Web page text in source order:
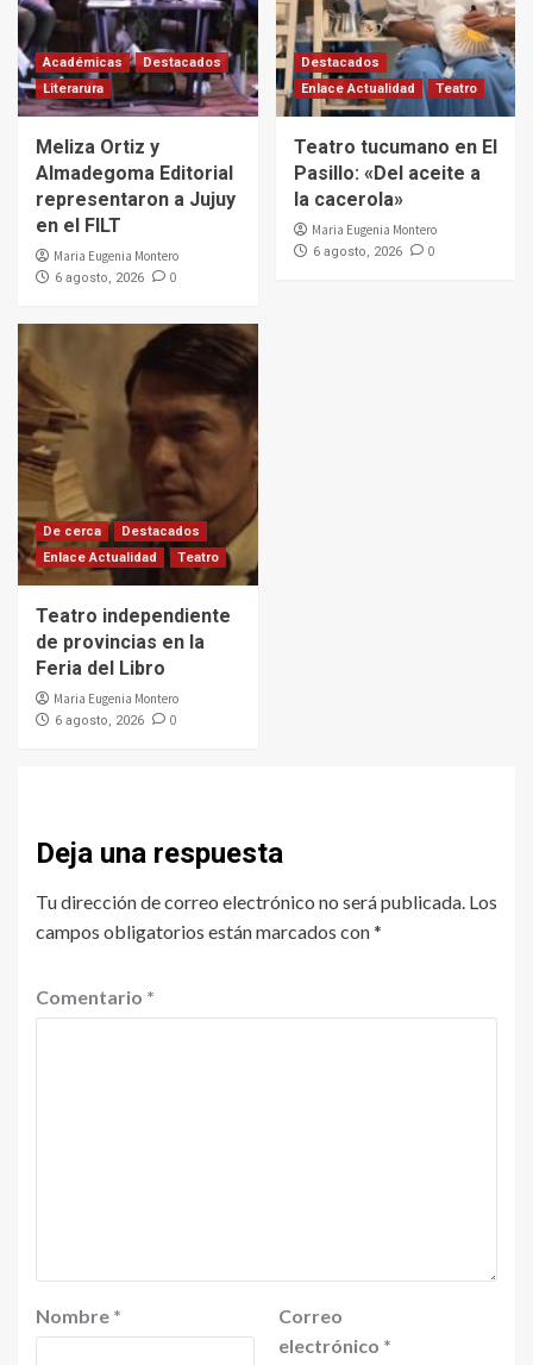
Académicas
Destacados
Literarura
Meliza Ortiz y
Almadegoma Editorial
representaron a Jujuy
en el FILT
Maria Eugenia Montero
6 agosto, 2026 0
Destacados
Enlace Actualidad
Teatro
Teatro tucumano en El
Pasillo: «Del aceite a
la cacerola»
Maria Eugenia Montero
6 agosto, 2026 0
De cerca
Destacados
Enlace Actualidad
Teatro
Teatro independiente
de provincias en la
Feria del Libro
Maria Eugenia Montero
6 agosto, 2026 0
Deja una respuesta
Tu dirección de correo electrónico no será publicada. Los
campos obligatorios están marcados con*
Comentario *
Nombre *
Correo
electrónico *